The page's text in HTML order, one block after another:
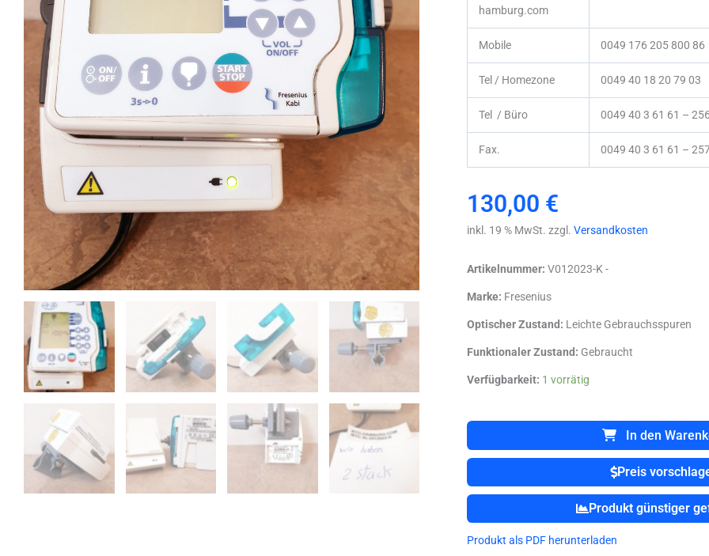
hamburg.com
Mobile 0049 176 205 800 86
Tel / Homezone 0049 40 18 20 79 03
Tel / Büro 0049 40 3 61 61 – 256
Fax. 0049 40 3 61 61 –
130,00 €
inkl. 19 % MwSt. zzgl. Versandkosten
Artikelnummer: V012023-K -
Marke: Fresenius
Optischer Zustand: Leichte Gebrauchsspuren
Funktionaler Zustand: Gebraucht
Verfügbarkeit: 1 vorrätig
FRESENIUS
Menge
In den
Preis
Produkt günstiger
Produkt als PDF herunterladen